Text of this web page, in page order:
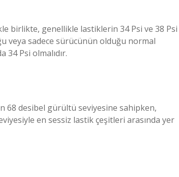
birlikte, genellikle lastiklerin 34 Psi ve 38 Psi
veya sadece sürücünün olduğu normal
34 Psi olmalıdır.
68 desibel gürültü seviyesine sahipken,
en sessiz lastik çeşitleri arasında yer